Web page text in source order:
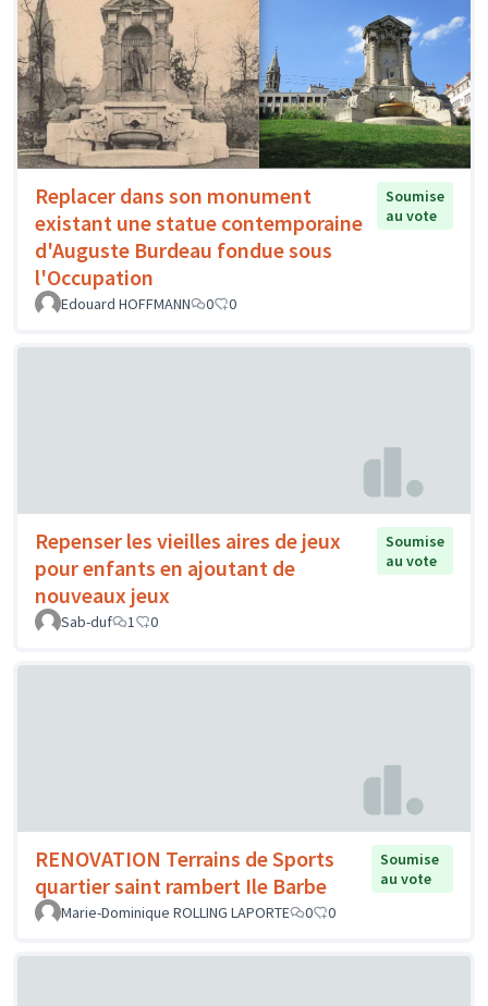
Replacer dans son monument
existant une statue contemporaine
d'Auguste Burdeau fondue sous
l'Occupation
Soumise
au vote
Edouard HOFFMANN 0 0
Repenser les vieilles aires de jeux
pour enfants en ajoutant de
nouveaux jeux
Soumise
au vote
Sab-duf 1 0
RENOVATION Terrains de Sports
quartier saint rambert Ile Barbe
Soumise
au vote
Marie-Dominique ROLLING LAPORTE
0 0